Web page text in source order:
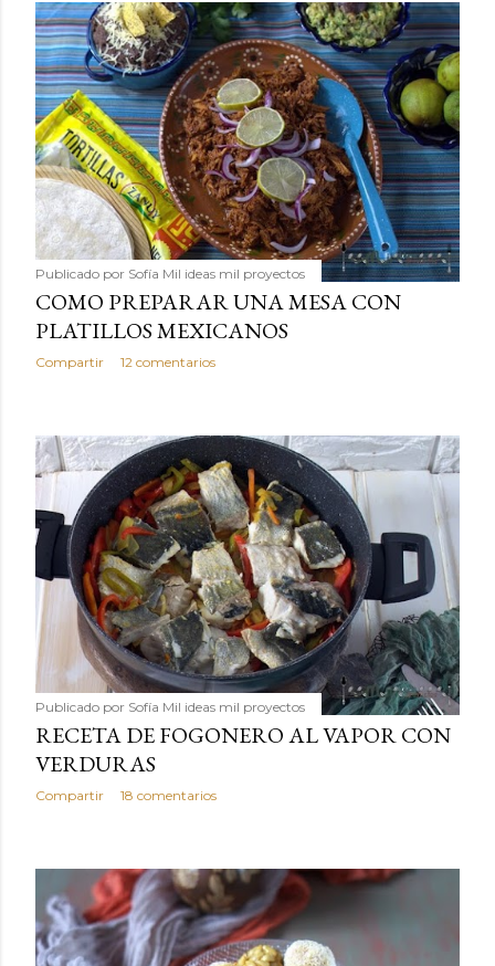
Publicado por Sofía Mil ideas mil proyectos
COMO PREPARAR UNA MESA CON
PLATILLOS MEXICANOS
Compartir 12 comentarios
Publicado por Sofía Mil ideas mil proyectos
RECETA DE FOGONERO AL VAPOR CON
VERDURAS
Compartir 18 comentarios